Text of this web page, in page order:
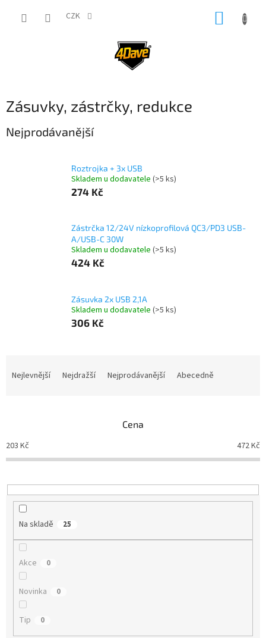
CZK
Zásuvky, zástrčky, redukce
Nejprodávanější
Roztrojka + 3x USB
Skladem u dodavatele (>5 ks)
274 Kč
Zástrčka 12/24V nízkoprofilová QC3/PD3 USB-
A/USB-C 30W
Skladem u dodavatele (>5 ks)
424 Kč
Zásuvka 2x USB 2,1A
Skladem u dodavatele (>5 ks)
306 Kč
p
r
o
u
Nejlevnější Nejdražší Nejprodávanější Abecedně
Cena
203 Kč 472Kč
Na skladě 25
Akce 0
Novinka 0
Tip 0